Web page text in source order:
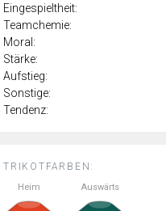
TRIKOTFARBEN:
Heim Auswärts
Eingespieltheit:
Teamchemie:
Moral:
Stärke:
Aufstieg:
Sonstige:
Tendenz: